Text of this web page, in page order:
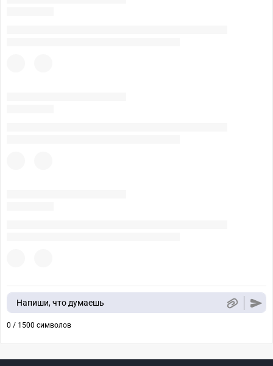
Напиши, что думаешь
0 / 1500 символов